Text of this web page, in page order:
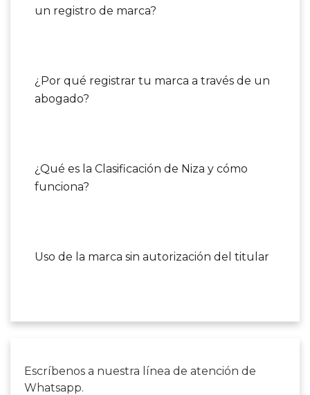
un registro de marca?
¿Por qué registrar tu marca a través de un
abogado?
¿Qué es la Clasificación de Niza y cómo
funciona?
Uso de la marca sin autorización del titular
Escríbenos a nuestra línea de atención de
Whatsapp.